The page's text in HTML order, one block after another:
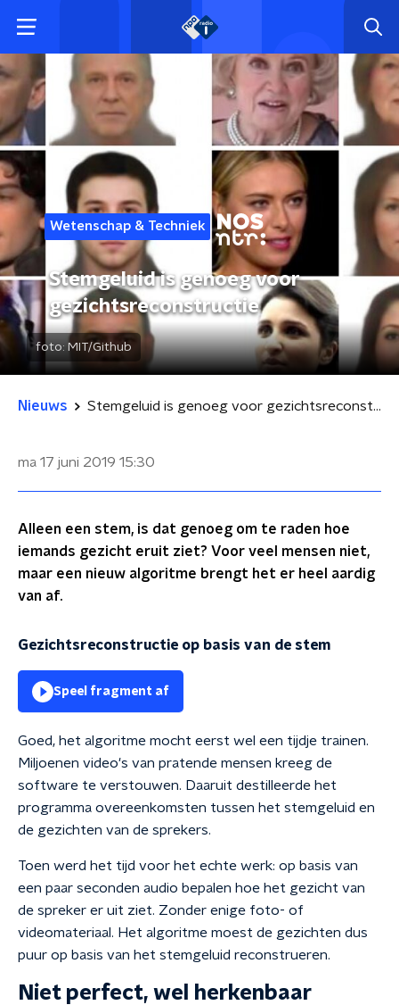
Wetenschap & Techniek
Stemgeluid is genoeg voor
gezichtsreconstructie
foto: MIT/Github
Nieuws Stemgeluid is genoeg voor gezichtsreconstructie
ma 17 juni 2019 15:30
Alleen een stem, is dat genoeg om te raden hoe
iemands gezicht eruit ziet? Voor veel mensen niet,
maar een nieuw algoritme brengt het er heel aardig
van af.
Gezichtsreconstructie op basis van de stem
Speel fragment af
Goed, het algoritme mocht eerst wel een tijdje trainen.
Miljoenen video's van pratende mensen kreeg de
software te verstouwen. Daaruit destilleerde het
programma overeenkomsten tussen het stemgeluid en
de gezichten van de sprekers.
Toen werd het tijd voor het echte werk: op basis van
een paar seconden audio bepalen hoe het gezicht van
de spreker er uit ziet. Zonder enige foto- of
videomateriaal. Het algoritme moest de gezichten dus
puur op basis van het stemgeluid reconstrueren.
Niet perfect, wel herkenbaar